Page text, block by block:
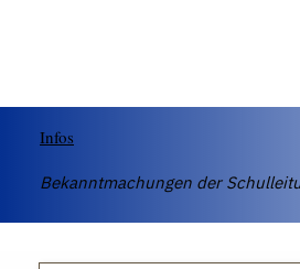
Infos
Bekanntmachungen der